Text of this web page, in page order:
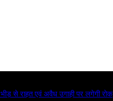
से राहत एवं अवैध उगाही पर लगेगी रोक